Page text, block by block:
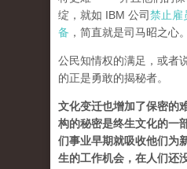
绽，就如 IBM 公司禁止雇
备 ，简直就是司马昭之心。
公民知情权的满足，或者
的正是勇敢的揭秘者。
文化变迁也增加了保密的
构的秘密是终生文化的一
们事业早期就吸收他们为
生的工作机会， 在人们还